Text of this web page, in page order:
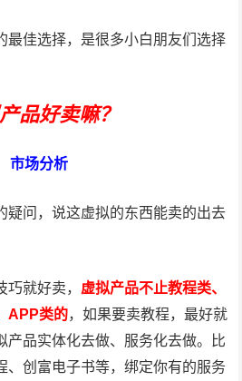
最佳选择，是很多小白朋友们选择
品好卖嘛？
市场分析
疑问，说这虚拟的东西能卖的出去
就好卖， 虚拟产品不止教程类、
APP类的，如果要卖教程，最好就
产品实体化去做、服务化去做。比
、创富电子书等，绑定你有的服务